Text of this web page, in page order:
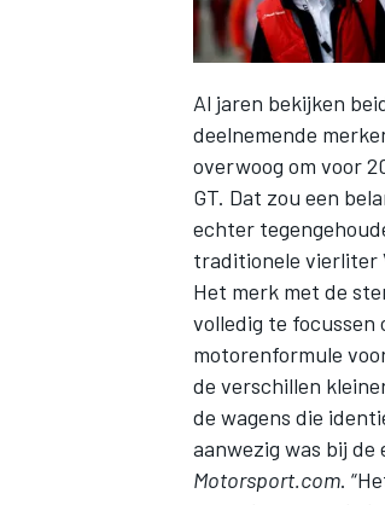
Al jaren bekijken
deelnemende
overwoog om voor
GT. Dat zou een
echter
traditionele vierliter
Het merk met de
volledig te focussen
motorenformule
de verschillen
de wagens die
aanwezig was bij
Motorsport.com.